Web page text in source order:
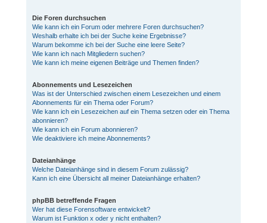
Die Foren durchsuchen
Wie kann ich ein Forum oder mehrere Foren durchsuchen?
Weshalb erhalte ich bei der Suche keine Ergebnisse?
Warum bekomme ich bei der Suche eine leere Seite?
Wie kann ich nach Mitgliedern suchen?
Wie kann ich meine eigenen Beiträge und Themen finden?
Abonnements und Lesezeichen
Was ist der Unterschied zwischen einem Lesezeichen und einem
Abonnements für ein Thema oder Forum?
Wie kann ich ein Lesezeichen auf ein Thema setzen oder ein Thema
abonnieren?
Wie kann ich ein Forum abonnieren?
Wie deaktiviere ich meine Abonnements?
Dateianhänge
Welche Dateianhänge sind in diesem Forum zulässig?
Kann ich eine Übersicht all meiner Dateianhänge erhalten?
phpBB betreffende Fragen
Wer hat diese Forensoftware entwickelt?
Warum ist Funktion x oder y nicht enthalten?